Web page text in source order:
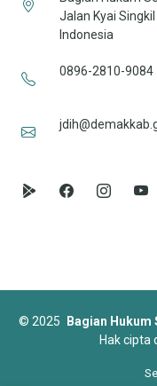
Jalan Kyai
Indonesia
0896-2810-9084
© 2025
Bagian
Hak cipta